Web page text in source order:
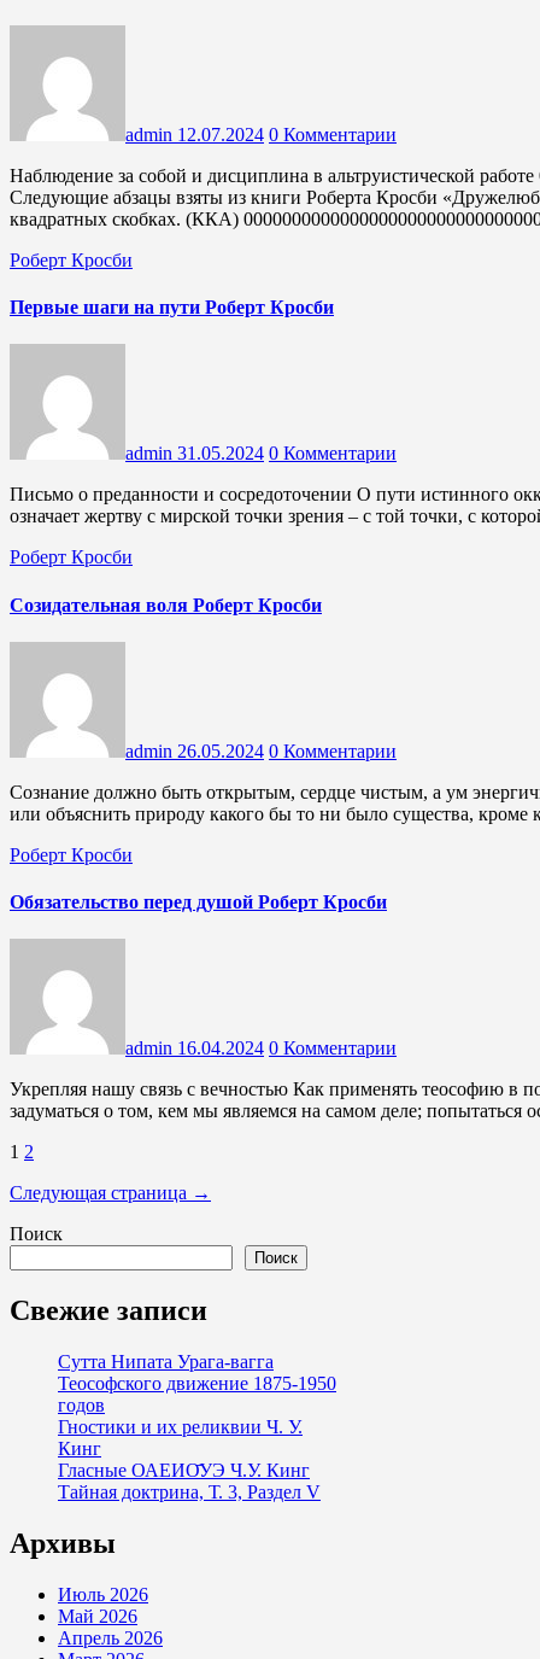
admin 12.07.2024 0 Комментарии
Наблюдение за собой и дисциплина в альтруистической работе 0000000000000000000000000000000000000000000000
Следующие абзацы взяты из книги Роберта Кросби
квадратных скобках. (ККA)
Роберт Кросби
Первые шаги на пути Роберт Кросби
admin 31.05.2024 0 Комментарии
Письмо о преданности и сосредоточении О пути истинного оккультизма сказано: «Первый шаг – это жертва». Это
означает жертву с мирской точки зрения – с той точки, с
Роберт Кросби
Созидательная воля Роберт Кросби
admin 26.05.2024 0 Комментарии
Сознание должно быть открытым, сердце чистым, а ум энергичным, прежде чем достичь мудрости Невозможно понять
или объяснить природу какого бы то ни было существа, кроме
Роберт Кросби
Обязательство перед душой Роберт Кросби
admin 16.04.2024 0 Комментарии
Укрепляя нашу связь с вечностью Как применять теософию в повседневной жизни? Во-первых, проснувшись, надо
задуматься о том, кем мы являемся на самом деле; попытаться
Пагинация
записей
1 2
Следующая страница →
Поиск
Поиск
Свежие записи
Сутта Нипата Урага-вагга
Теософского движение 1875-1950
годов
Гностики и их реликвии Ч. У.
Кинг
Гласные ОАЕИО̄УЭ Ч.У. Кинг
Тайная доктрина, Т. 3, Раздел V
Архивы
Июль 2026
Май 2026
Апрель 2026